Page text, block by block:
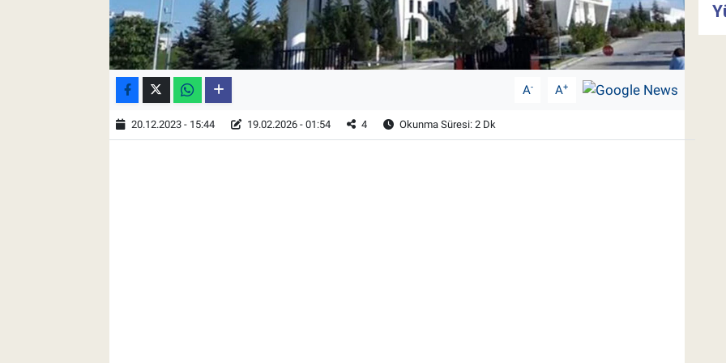
A- A+
20.12.2023 - 15:44 19.02.2026 - 01:54 4 Okunma Süresi: 2 Dk